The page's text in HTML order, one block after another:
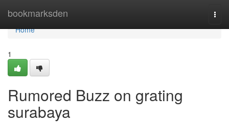
bookmarksden
Home
Home
1
Rumored Buzz on grating
surabaya